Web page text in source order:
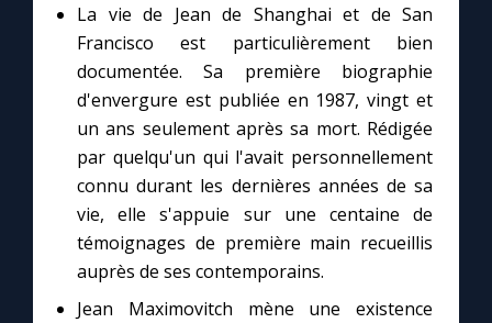
À la une
1000 Raisons de Croire
Chapelet pour le monde
Contact
Faire un don
La vie de Jean de Shanghai et de San
Francisco est particulièrement bien
documentée. Sa première biographie
d'envergure est publiée en 1987, vingt et
un ans seulement après sa mort. Rédigée
par quelqu'un qui l'avait personnellement
connu durant les dernières années de sa
vie, elle s'appuie sur une centaine de
témoignages de première main recueillis
auprès de ses contemporains.
Jean Maximovitch mène une existence